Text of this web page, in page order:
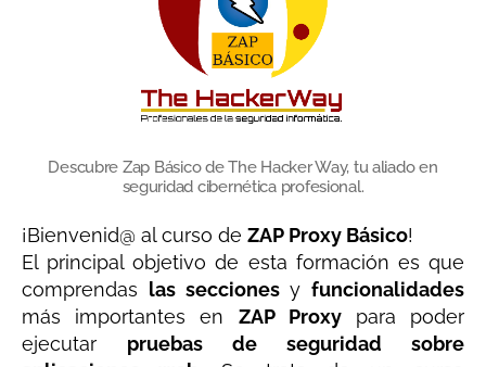
Descubre Zap Básico de The Hacker Way, tu aliado en
seguridad cibernética profesional.
¡Bienvenid@ al curso de ZAP Proxy Básico!
El principal objetivo de esta formación es que
comprendas las seccionesy funcionalidades
más importantes en ZAP Proxypara poder
ejecutar pruebas de seguridad sobre